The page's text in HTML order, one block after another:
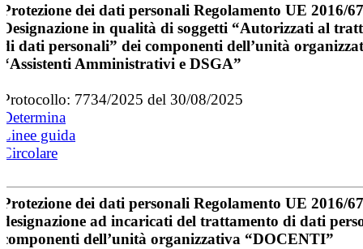
Protezione dei dati personali Regolamento UE 2016/
Designazione in qualità di soggetti “Autorizzati al
di dati personali” dei componenti dell’unità
“Assistenti Amministrativi e DSGA”
Protocollo: 7734/2025 del 30/08/2025
Determina
Linee guida
Circolare
Protezione dei dati personali Regolamento UE 2016/
designazione ad incaricati del trattamento di dati
componenti dell’unità organizzativa “DOCENTI”